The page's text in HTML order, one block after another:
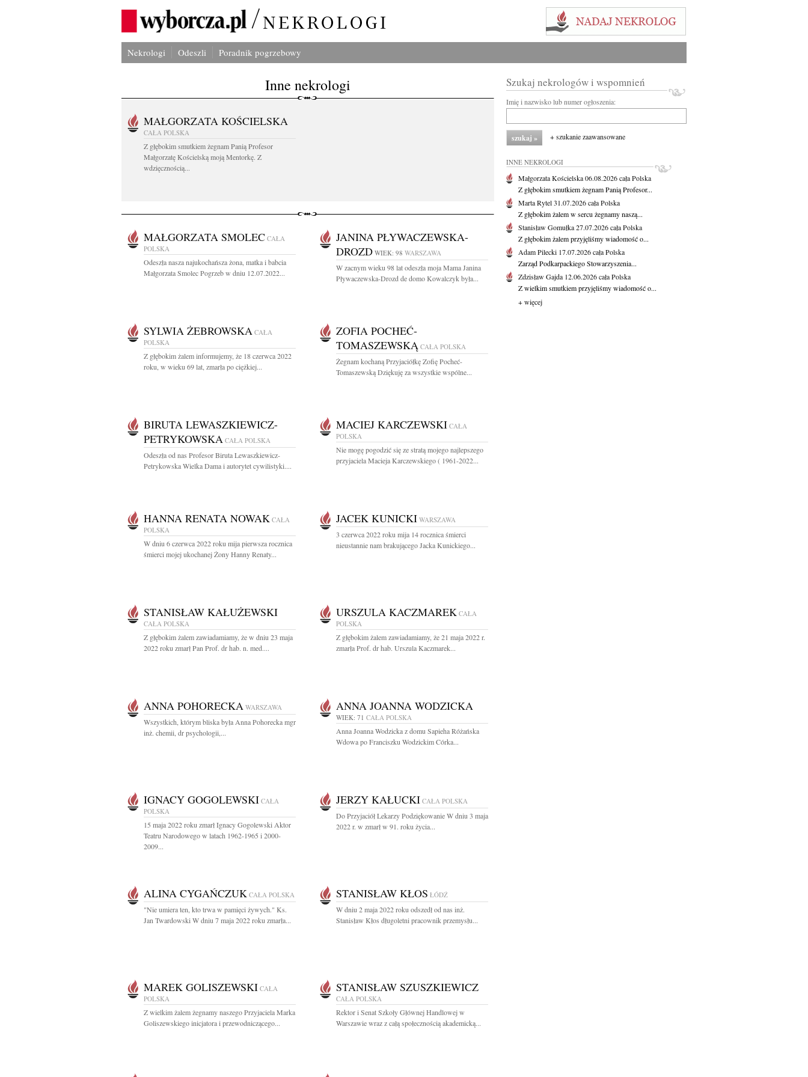
Nekrologi Odeszli Poradnik pogrzebowy
Inne nekrologi
MAŁGORZATA KOŚCIELSKA
CAŁA POLSKA
Z głębokim smutkiem żegnam Panią Profesor
Małgorzatę Kościelską moją Mentorkę. Z
wdzięcznością...
MAŁGORZATA SMOLEC CAŁA
POLSKA
Odeszła nasza najukochańsza żona, matka i babcia
Małgorzata Smolec Pogrzeb w dniu 12.07.2022...
JANINA PŁYWACZEWSKA-
DROZD WIEK: 98 WARSZAWA
W zacnym wieku 98 lat odeszła moja Mama Janina
Pływaczewska-Drozd de domo Kowalczyk była...
SYLWIA ŻEBROWSKA CAŁA
POLSKA
Z głębokim żalem informujemy, że 18 czerwca 2022
roku, w wieku 69 lat, zmarła po ciężkiej...
ZOFIA POCHEĆ-
TOMASZEWSKĄ CAŁA POLSKA
Żegnam kochaną Przyjaciółkę Zofię Pocheć-
Tomaszewską Dziękuję za wszystkie wspólne...
BIRUTA LEWASZKIEWICZ-
PETRYKOWSKA CAŁA POLSKA
Odeszła od nas Profesor Biruta Lewaszkiewicz-
Petrykowska Wielka Dama i autorytet cywilistyki....
MACIEJ KARCZEWSKI CAŁA
POLSKA
Nie mogę pogodzić się ze stratą mojego najlepszego
przyjaciela Macieja Karczewskiego ( 1961-2022...
HANNA RENATA NOWAK CAŁA
POLSKA
W dniu 6 czerwca 2022 roku mija pierwsza rocznica
śmierci mojej ukochanej Żony Hanny Renaty...
JACEK KUNICKI WARSZAWA
3 czerwca 2022 roku mija 14 rocznica śmierci
nieustannie nam brakującego Jacka Kunickiego...
STANISŁAW KAŁUŻEWSKI
CAŁA POLSKA
Z głębokim żalem zawiadamiamy, że w dniu 23 maja
2022 roku zmarł Pan Prof. dr hab. n. med....
URSZULA KACZMAREK CAŁA
POLSKA
Z głębokim żalem zawiadamiamy, że 21 maja 2022 r.
zmarła Prof. dr hab. Urszula Kaczmarek...
ANNA POHORECKA WARSZAWA
Wszystkich, którym bliska była Anna Pohorecka mgr
inż. chemii, dr psychologii,...
ANNA JOANNA WODZICKA
WIEK: 71 CAŁA POLSKA
Anna Joanna Wodzicka z domu Sapieha Różańska
Wdowa po Franciszku Wodzickim Córka...
IGNACY GOGOLEWSKI CAŁA
POLSKA
15 maja 2022 roku zmarł Ignacy Gogolewski Aktor
Teatru Narodowego w latach 1962-1965 i 2000-
2009...
JERZY KAŁUCKI CAŁA POLSKA
Do Przyjaciół Lekarzy Podziękowanie W dniu 3 maja
2022 r. w zmarł w 91. roku życia...
ALINA CYGAŃCZUK CAŁA POLSKA
"Nie umiera ten, kto trwa w pamięci żywych." Ks.
Jan Twardowski W dniu 7 maja 2022 roku zmarła...
STANISŁAW KŁOS ŁÓDŹ
W dniu 2 maja 2022 roku odszedł od nas inż.
Stanisław Kłos długoletni pracownik przemysłu...
MAREK GOLISZEWSKI CAŁA
POLSKA
Z wielkim żalem żegnamy naszego Przyjaciela Marka
Goliszewskiego inicjatora i przewodniczącego...
STANISŁAW SZUSZKIEWICZ
CAŁA POLSKA
Rektor i Senat Szkoły Głównej Handlowej w
Warszawie wraz z całą społecznością akademicką...
Szukaj nekrologów i wspomnień
Imię i nazwisko lub numer ogłoszenia:
+ szukanie zaawansowane
INNE NEKROLOGI
Małgorzata Kościelska06.08.2026cała Polska
Z głębokim smutkiem żegnam Panią Profesor...
Marta Rytel31.07.2026cała Polska
Z głębokim żalem w sercu żegnamy naszą...
Stanisław Gomułka27.07.2026cała Polska
Z głębokim żalem przyjęliśmy wiadomość o...
Adam Pilecki 17.07.2026cała Polska
Zarząd Podkarpackiego Stowarzyszenia...
Zdzisław Gajda 12.06.2026cała Polska
Z wielkim smutkiem przyjęliśmy wiadomość o...
+ więcej